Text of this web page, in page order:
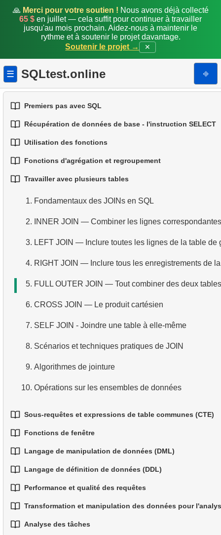
🙏 Merci pour votre soutien ! Nous avons déjà collecté
65 $ en juillet — cela suffit pour continuer à travailler
jusqu'au mois prochain. Aidez-nous à maintenir le
rythme et à soutenir le projet davantage.
Soutenir le projet →
✕
☰ SQLtest.online ⎆
Premiers pas avec SQL
1.Introduction aux bases de données
Récupération de données de base - l'instruction SELECT
1.Sélectionner des données d'une table
Filtrage des données
Utilisation des fonctions
1.Fonctions SQL intégrées
Fonctions de chaîne courantes
3. Fonctions mathématiques courantes
4. Fonctions de date et d’heure
5. Opérateur conditionnel
Fonctions d'agrégation et regroupement
1.Fonctions d'agrégation de base
2. Regrouper les données
3. Filtrer les données groupées
4. Agrégation conditionnelle
5. Agrégation avancée
Travailler avec plusieurs tables
1. Fondamentaux des JOINs en SQL
2. INNER JOIN — Combiner les lignes correspondantes
3. LEFT JOIN — Inclure toutes les lignes de la table de
4. RIGHT JOIN — Inclure tous les enregistrements de
5. FULL OUTER JOIN — Tout combiner des deux tables
6. CROSS JOIN — Le produit cartésien
7. SELF JOIN - Joindre une table à elle-même
8. Scénarios et techniques pratiques de JOIN
9. Algorithmes de jointure
10. Opérations sur les ensembles de données
Sous-requêtes et expressions de table communes (CTE)
1.Introduction aux sous-requêtes
Sous-requêtes dans la clause WHERE
CTE Récursives
Fonctions de fenêtre
1.Fonctions de fenêtre
Utiliser ROW_NUMBER, RANK, DENSE_RANK et
Langage de manipulation de données (DML)
1.L'instruction INSERT INTO
L'instruction UPDATE
Langage de définition de données (DDL)
1.L’instruction CREATE TABLE
Les instructions TRUNCATE et DROP TABLE
Performance et qualité des requêtes
1.Bonnes pratiques pour un code SQL lisible et
Ecriture de requetes SQL efficaces
Transformation et manipulation des données pour
1.Traitement pratique des chaînes en SQL
Analyse des tâches